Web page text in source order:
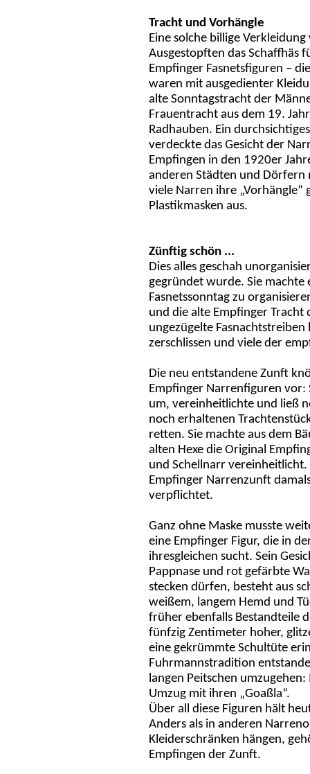
Tracht und Vorhängle
Eine solche billige
Ausgestopften das Schaffhäs
Empfinger Fasnetsfiguren –
waren mit ausgedienter
alte Sonntagstracht der
Frauentracht aus dem 19.
Radhauben. Ein
verdeckte das Gesicht der
Empfingen in den 1920er
anderen Städten und Dörfern
viele Narren ihre „Vorhängle“
Plastikmasken aus.
Zünftig schön ...
Dies alles geschah
gegründet wurde. Sie machte
Fasnetssonntag zu
und die alte Empfinger Tracht
ungezügelte
zerschlissen und viele der
Die neu entstandene Zunft
Empfinger Narrenfiguren
um, vereinheitlichte und ließ
noch erhaltenen
retten. Sie machte aus dem
alten Hexe die Original
und Schellnarr
Empfinger Narrenzunft
verpflichtet.
Ganz ohne Maske musste
eine Empfinger Figur, die in
ihresgleichen sucht. Sein
Pappnase und rot gefärbte
stecken dürfen, besteht aus
weißem, langem Hemd und
früher ebenfalls Bestandteile
fünfzig Zentimeter hoher,
eine gekrümmte Schultüte
Fuhrmannstradition
langen Peitschen
Umzug mit ihren „Goaßla“.
Über all diese Figuren hält
Anders als in anderen
Kleiderschränken hängen,
Empfingen der Zunft.